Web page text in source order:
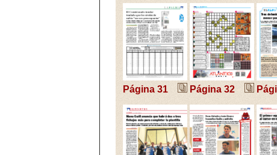
Página 31 Página 32